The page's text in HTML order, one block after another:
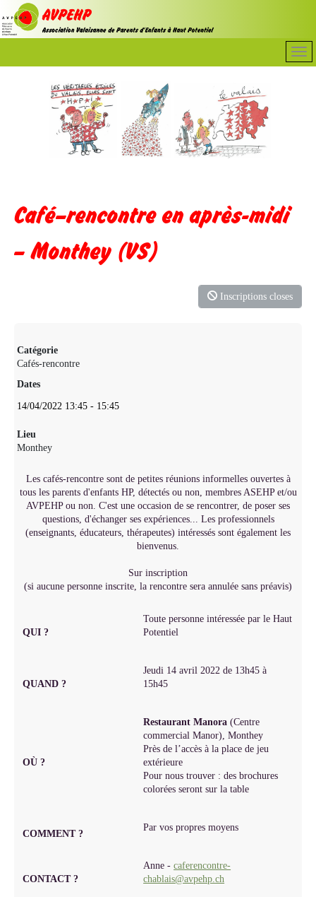
Café–rencontre en après-midi
– Monthey (VS)
Inscriptions closes
Catégorie
Cafés-rencontre
Dates
14/04/2022 13:45 - 15:45
Lieu
Monthey
Les cafés-rencontre sont de petites réunions informelles ouvertes à
tous les parents d'enfants HP, détectés ou non, membres ASEHP et/ou
AVPEHP ou non. C'est une occasion de se rencontrer, de poser ses
questions, d'échanger ses expériences... Les professionnels
(enseignants, éducateurs, thérapeutes) intéressés sont également les
bienvenus.
Sur inscription
(si aucune personne inscrite, la rencontre sera annulée sans préavis)
QUI ?
Toute personne intéressée par le Haut
Potentiel
QUAND ?
Jeudi 14 avril 2022 de 13h45 à
15h45
OÙ ?
Restaurant Manora(Centre
commercial Manor), Monthey
Près de l’accès à la place de jeu
extérieure
Pour nous trouver : des brochures
colorées seront sur la table
COMMENT ?
Par vos propres moyens
CONTACT ?
Anne -caferencontre-
chablais@avpehp.ch